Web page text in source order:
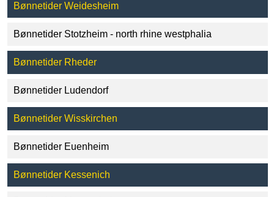
Bønnetider Weidesheim
Bønnetider Stotzheim - north rhine westphalia
Bønnetider Rheder
Bønnetider Ludendorf
Bønnetider Wisskirchen
Bønnetider Euenheim
Bønnetider Kessenich